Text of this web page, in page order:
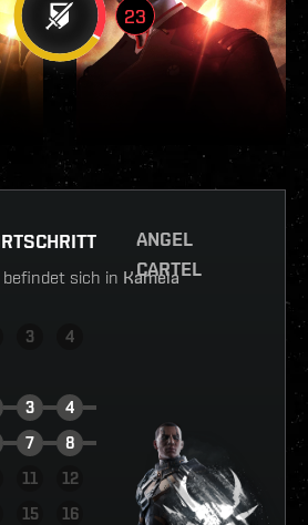
23
befindet sich in Kamela
3
4
3
4
7
8
11
12
15 16
BERICHT ANSEHEN
ANGEL
CARTEL